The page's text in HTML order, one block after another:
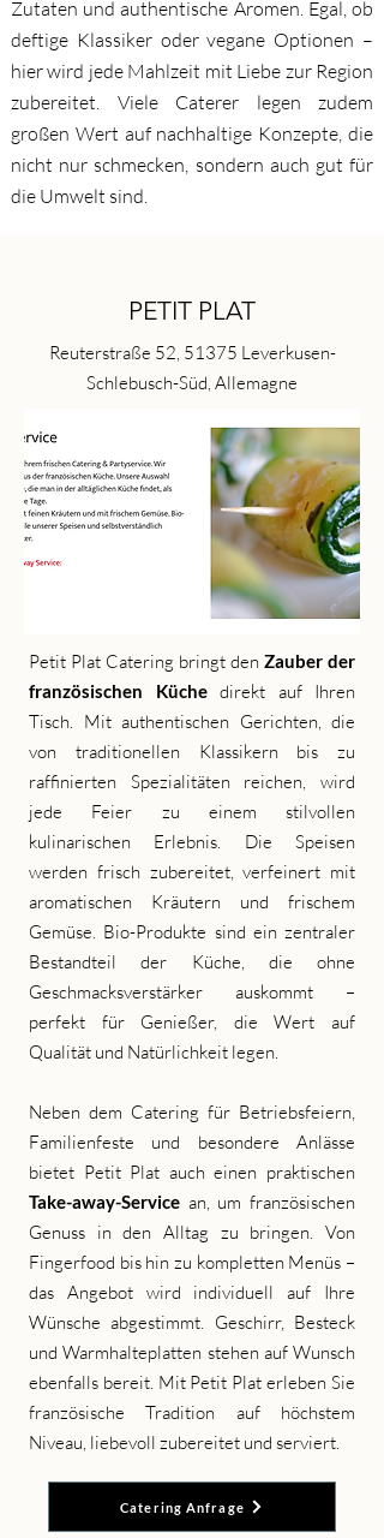
Zutaten und authentische Aromen. Egal, ob
deftige Klassiker oder vegane Optionen –
hier wird jede Mahlzeit mit Liebe zur Region
zubereitet. Viele Caterer legen zudem
großen Wert auf nachhaltige Konzepte, die
nicht nur schmecken, sondern auch gut für
die Umwelt sind.
PETIT PLAT
Reuterstraße 52, 51375 Leverkusen-
Schlebusch-Süd, Allemagne
Petit Plat Catering bringt den Zauber der
französischen Küchedirekt auf Ihren
Tisch. Mit authentischen Gerichten, die
von traditionellen Klassikern bis zu
raffinierten Spezialitäten reichen, wird
jede Feier zu einem stilvollen
kulinarischen Erlebnis. Die Speisen
werden frisch zubereitet, verfeinert mit
aromatischen Kräutern und frischem
Gemüse. Bio-Produkte sind ein zentraler
Bestandteil der Küche, die ohne
Geschmacksverstärker auskommt –
perfekt für Genießer, die Wert auf
Qualität und Natürlichkeit legen.
Neben dem Catering für Betriebsfeiern,
Familienfeste und besondere Anlässe
bietet Petit Plat auch einen praktischen
Take-away-Service an, um französischen
Genuss in den Alltag zu bringen. Von
Fingerfood bis hin zu kompletten Menüs –
das Angebot wird individuell auf Ihre
Wünsche abgestimmt. Geschirr, Besteck
und Warmhalteplatten stehen auf Wunsch
ebenfalls bereit. Mit Petit Plat erleben Sie
französische Tradition auf höchstem
Niveau, liebevoll zubereitet und serviert.
Catering Anfrage